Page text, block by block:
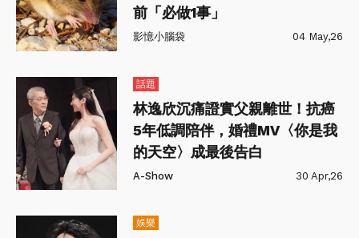
前「必做1事」
影憶小腦袋 04 May,26
話題
林逸欣沉痛證實父親離世！抗癌
5年低調陪伴，婚禮MV〈你是我
的天空〉成最後告白
A-Show 30 Apr,26
娛樂